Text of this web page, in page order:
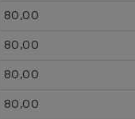
80,00
80,00
80,00
80,00